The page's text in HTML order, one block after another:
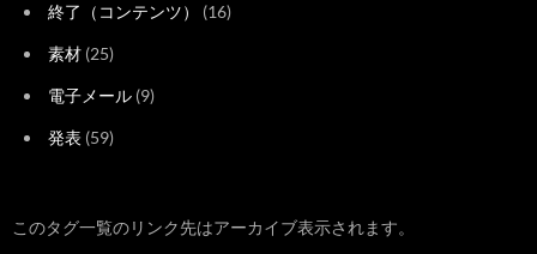
終了（コンテンツ） (16)
素材 (25)
電子メール (9)
発表 (59)
このタグ一覧のリンク先はアーカイブ表示されます。